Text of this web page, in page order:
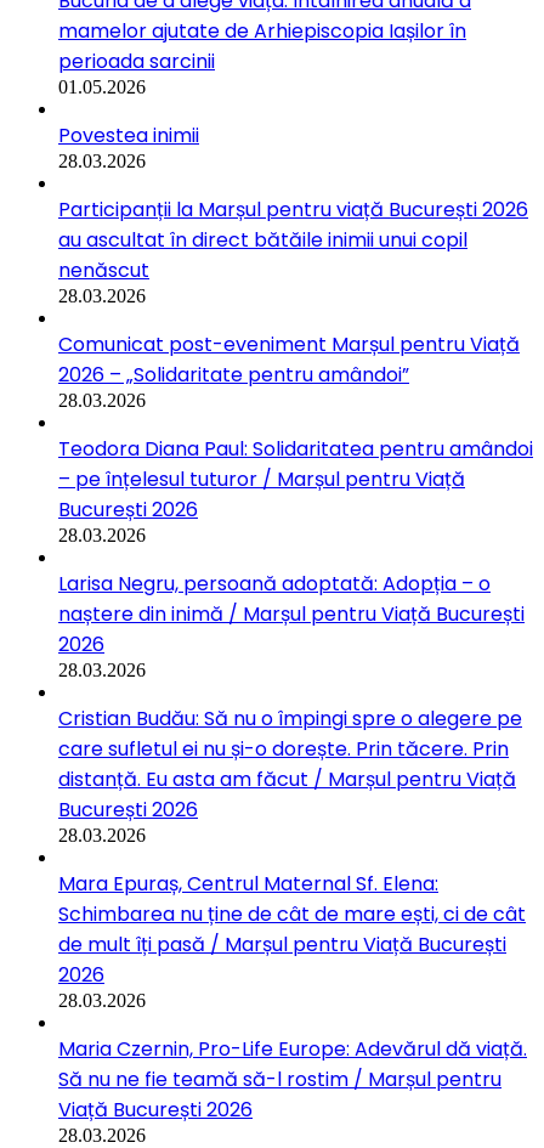
mamelor ajutate de Arhiepiscopia Iașilor în
perioada sarcinii
01.05.2026
Povestea inimii
28.03.2026
Participanții la Marșul pentru viață București 2026
au ascultat în direct bătăile inimii unui copil
nenăscut
28.03.2026
Comunicat post-eveniment Marșul pentru Viață
2026 – „Solidaritate pentru amândoi”
28.03.2026
Teodora Diana Paul: Solidaritatea pentru amândoi
– pe înțelesul tuturor / Marșul pentru Viață
București 2026
28.03.2026
Larisa Negru, persoană adoptată: Adopția – o
naștere din inimă / Marșul pentru Viață București
2026
28.03.2026
Cristian Budău: Să nu o împingi spre o alegere pe
care sufletul ei nu și-o dorește. Prin tăcere. Prin
distanță. Eu asta am făcut / Marșul pentru Viață
București 2026
28.03.2026
Mara Epuraș, Centrul Maternal Sf. Elena:
Schimbarea nu ține de cât de mare ești, ci de cât
de mult îți pasă / Marșul pentru Viață București
2026
28.03.2026
Maria Czernin, Pro-Life Europe: Adevărul dă viață.
Să nu ne fie teamă să-l rostim / Marșul pentru
Viață București 2026
28.03.2026